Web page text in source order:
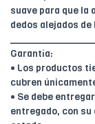
suave para que la
dedos alejados de
Garantía:
• Los productos
cubren
• Se debe
entregado, con